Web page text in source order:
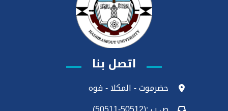
اتصل بنا
حضرموت - المكلا - فوه